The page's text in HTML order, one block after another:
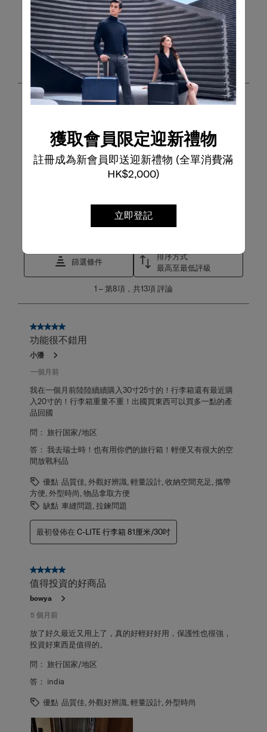
獲取會員限定迎新禮物
註冊成為新會員即送迎新禮物 (全單消費滿
HK$2,000)
立即登記
新增評論將需要有效的電子郵件以進行驗證
客戶圖片和影片
篩選條件
排序方式
最高至最低評級
第
項，
1 –第8項，共13項評論
5星，共5星。
功能很不錯用
小潘
一個月前
我在一個月前陸陸續續購入30寸25寸的！行李箱還有最近購
入20寸的！行李箱重量不重！出國買東西可以買多一點的產
品回國
問： 旅行国家/地区
答： 我去瑞士時！也有用你們的旅行箱！輕便又有很大的空
間放戰利品
優點 品質佳, 外觀好辨識, 輕量設計, 收納空間充足, 攜帶
方便, 外型時尚, 物品拿取方便
缺點 車縫問題, 拉鍊問題
最初發佈在 C-LITE 行李箱 81厘米/30吋
5星，共5星。
值得投資的好商品
bowya
5 個月前
放了好久最近又用上了，真的好輕好好用，保護性也很強，
投資好東西是值得的。
問： 旅行国家/地区
答：
india
優點 品質佳, 外觀好辨識, 輕量設計, 外型時尚